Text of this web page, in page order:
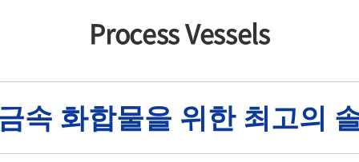
Process Vessels
속 화합물을 위한 최고의